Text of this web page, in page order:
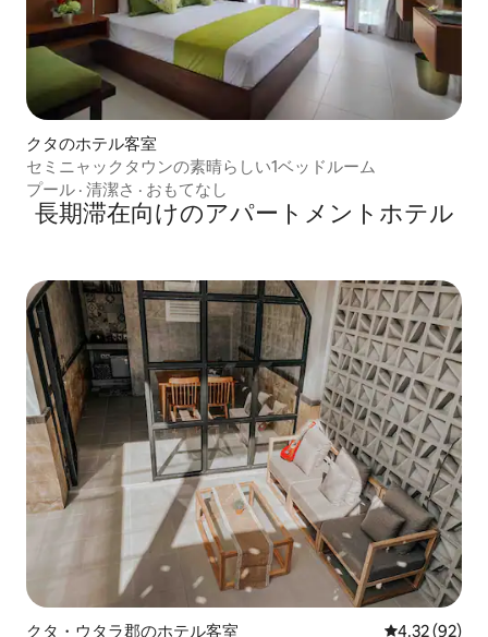
クタのホテル客室
セミニャックタウンの素晴らしい1ベッドルーム
プール · 清潔さ · おもてなし
長期滞在向けのアパートメントホテル
クタ・ウタラ郡のホテル客室 レビュー92
4.32 (92)